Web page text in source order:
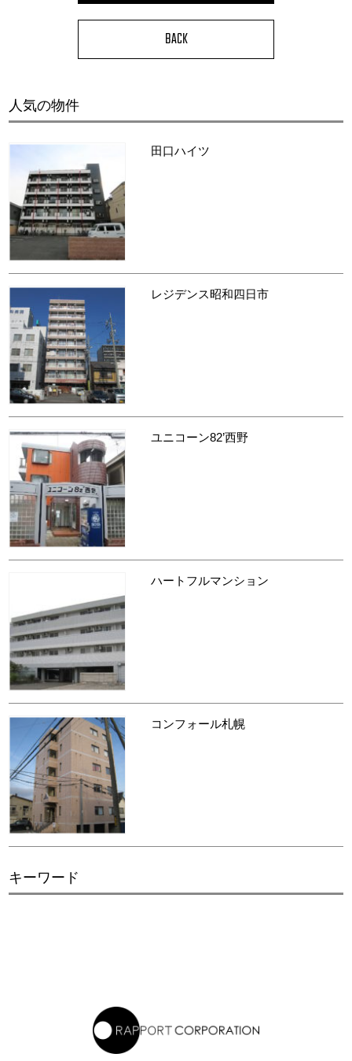
BACK
人気の物件
田口ハイツ
レジデンス昭和四日市
ユニコーン82’西野
ハートフルマンション
コンフォール札幌
キーワード